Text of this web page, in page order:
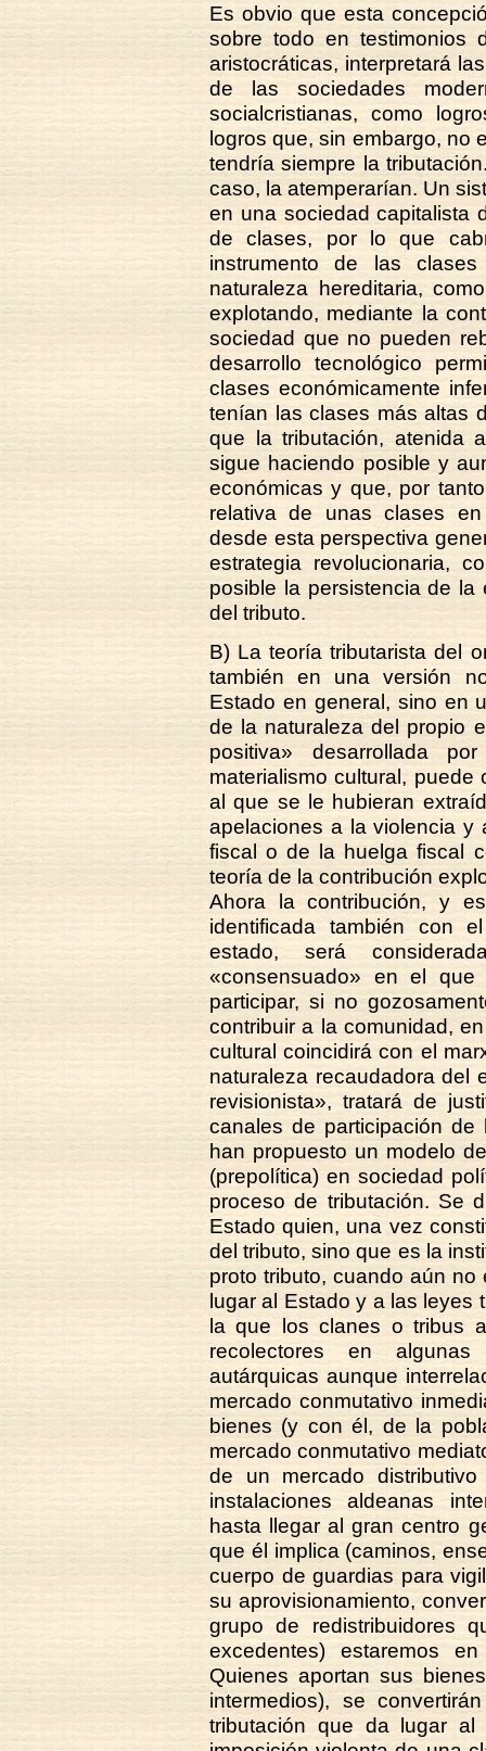
Es obvio que esta
sobre todo en testimonios
aristocráticas, interpretará
de las sociedades
socialcristianas, como
logros que, sin embargo, no
tendría siempre la
caso, la atemperarían. Un
en una sociedad capitalista
de clases, por lo que
instrumento de las
naturaleza hereditaria,
explotando, mediante la
sociedad que no pueden
desarrollo tecnológico
clases económicamente
tenían las clases más altas
que la tributación, atenida
sigue haciendo posible y
económicas y que, por
relativa de unas clases
desde esta perspectiva
estrategia revolucionaria,
posible la persistencia de
del tributo.
B) La teoría tributarista del
también en una versión
Estado en general, sino en
de la naturaleza del propio
positiva» desarrollada
materialismo cultural,
al que se le hubieran
apelaciones a la violencia y
fiscal o de la huelga fiscal
teoría de la contribución
Ahora la contribución, y
identificada también con
estado, será
«consensuado» en el
participar, si no
contribuir a la comunidad,
cultural coincidirá con el
naturaleza recaudadora del
revisionista», tratará de
canales de participación
han propuesto un modelo
(prepolítica) en sociedad
proceso de tributación. Se
Estado quien, una vez
del tributo, sino que es la
proto tributo, cuando aún
lugar al Estado y a las leyes
la que los clanes o tribus
recolectores en
autárquicas aunque
mercado conmutativo
bienes (y con él, de la
mercado conmutativo
de un mercado
instalaciones aldeanas
hasta llegar al gran centro
que él implica (caminos,
cuerpo de guardias para
su aprovisionamiento,
grupo de redistribuidores
excedentes) estaremos
Quienes aportan sus
intermedios), se
tributación que da lugar